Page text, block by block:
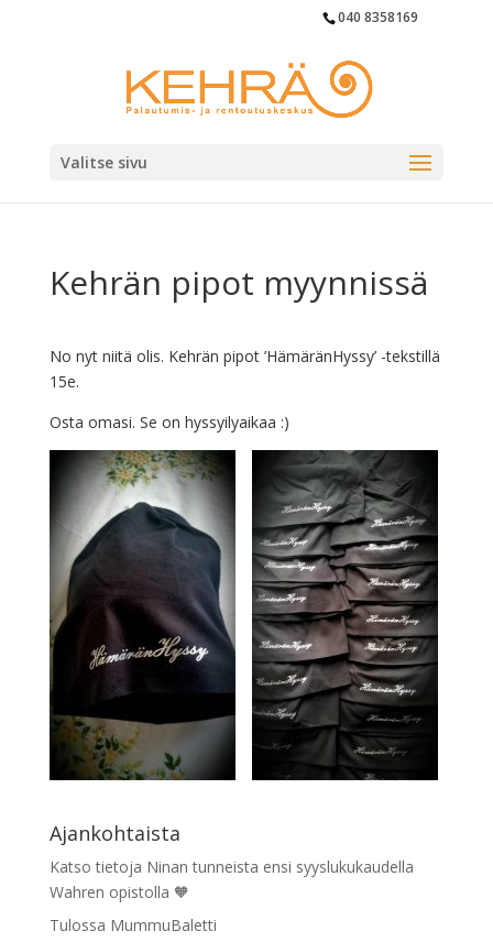
040 8358169
Valitse sivu
Kehrän pipot myynnissä
No nyt niitä olis. Kehrän pipot ’HämäränHyssy’ -tekstillä
15e.
Osta omasi. Se on hyssyilyaikaa :)
Ajankohtaista
Katso tietoja Ninan tunneista ensi syyslukukaudella
Wahren opistolla 🧡
Tulossa MummuBaletti